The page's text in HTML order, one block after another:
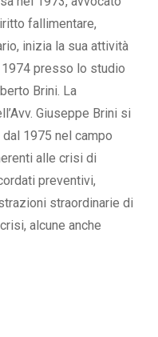
fallimentare,
inizia la sua attività
presso lo studio
Brini. La
Giuseppe Brini si
1975 nel campo
alle crisi di
preventivi,
straordinarie di
alcune anche